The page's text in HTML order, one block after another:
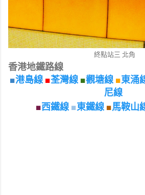
終點站三 北角
香港地鐵路線
■港島線 ■荃灣線 ■觀塘線 ■東涌
尼線
■西鐵線 ■東鐵線 ■馬鞍山